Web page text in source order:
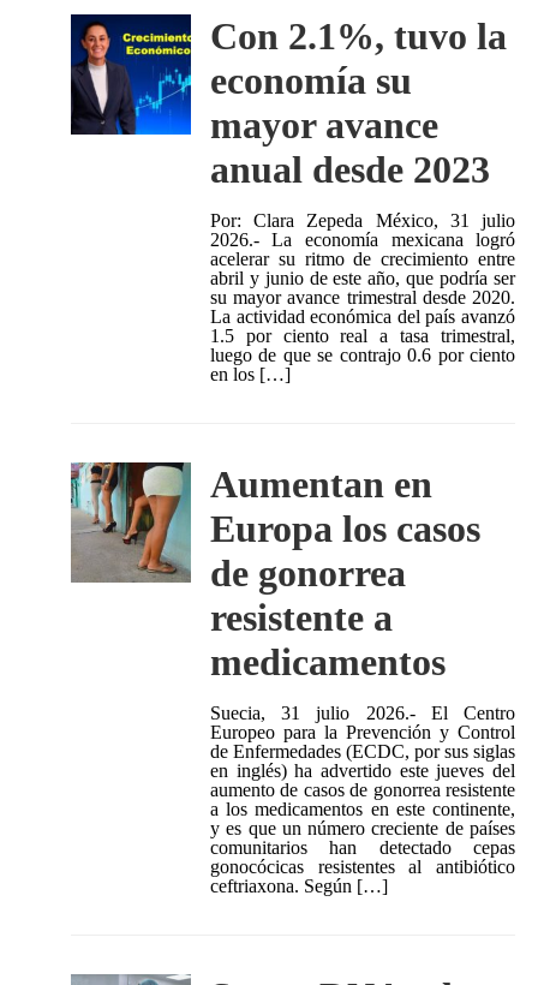
Con 2.1%, tuvo la
economía su
mayor avance
anual desde 2023
Por: Clara Zepeda México, 31 julio
2026.- La economía mexicana logró
acelerar su ritmo de crecimiento entre
abril y junio de este año, que podría ser
su mayor avance trimestral desde 2020.
La actividad económica del país avanzó
1.5 por ciento real a tasa trimestral,
luego de que se contrajo 0.6 por ciento
en los […]
Aumentan en
Europa los casos
de gonorrea
resistente a
medicamentos
Suecia, 31 julio 2026.- El Centro
Europeo para la Prevención y Control
de Enfermedades (ECDC, por sus siglas
en inglés) ha advertido este jueves del
aumento de casos de gonorrea resistente
a los medicamentos en este continente,
y es que un número creciente de países
comunitarios han detectado cepas
gonocócicas resistentes al antibiótico
ceftriaxona. Según […]